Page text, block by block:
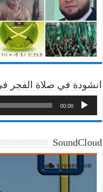
انشودة في صلاة الفجر في
00:00
SoundCloud